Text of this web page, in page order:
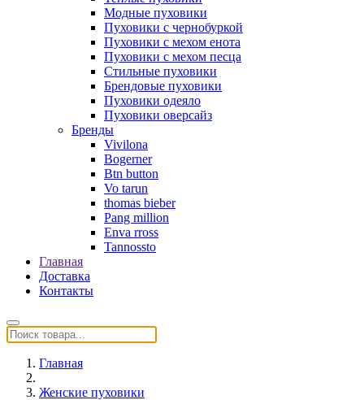
Модные пуховики
Пуховики с чернобуркой
Пуховики с мехом енота
Пуховики с мехом песца
Стильные пуховики
Брендовые пуховики
Пуховики одеяло
Пуховики оверсайз
Бренды
Vivilona
Bogerner
Btn button
Vo tarun
thomas bieber
Pang million
Enva rross
Tannossto
Главная
Доставка
Контакты
Главная
Женские пуховики